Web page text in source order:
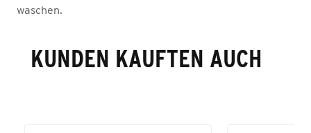
waschen.
KUNDEN KAUFTEN AUCH